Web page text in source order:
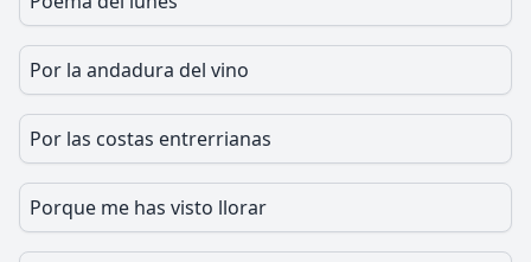
Por la andadura del vino
Por las costas entrerrianas
Porque me has visto llorar